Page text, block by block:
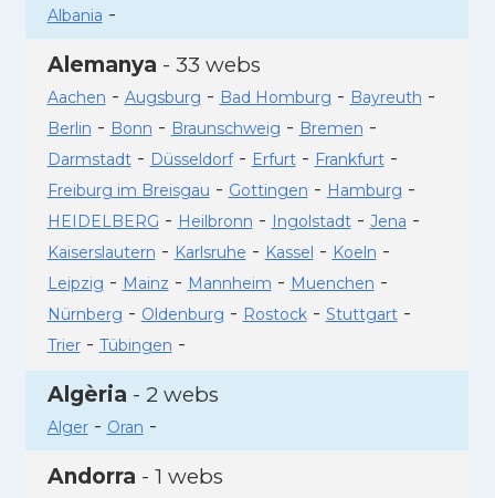
Albania -
Alemanya - 33 webs
Aachen - Augsburg - Bad Homburg - Bayreuth -
Berlin - Bonn - Braunschweig - Bremen -
Darmstadt- Düsseldorf- Erfurt- Frankfurt-
Freiburg im Breisgau - Gottingen - Hamburg -
HEIDELBERG - Heilbronn - Ingolstadt- Jena -
Kaiserslautern - Karlsruhe - Kassel - Koeln -
Leipzig - Mainz - Mannheim - Muenchen -
Nürnberg - Oldenburg - Rostock- Stuttgart-
Trier- Tübingen -
Algèria - 2 webs
Alger- Oran -
Andorra - 1 webs